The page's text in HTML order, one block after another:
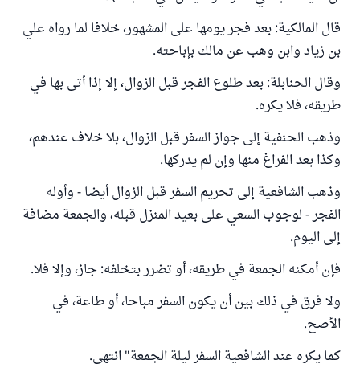
قال المالكية: بعد فجر يومها على المشهور، خلافا لما رواه علي
بن زياد وابن وهب عن مالك بإباحته.
وقال الحنابلة: بعد طلوع الفجر قبل الزوال، إلا إذا أتى بها في
طريقه، فلا يكره.
وذهب الحنفية إلى جواز السفر قبل الزوال، بلا خلاف عندهم،
وكذا بعد الفراغ منها وإن لم يدركها.
وذهب الشافعية إلى تحريم السفر قبل الزوال أيضا - وأوله
الفجر - لوجوب السعي على بعيد المنزل قبله، والجمعة مضافة
إلى اليوم.
فإن أمكنه الجمعة في طريقه، أو تضرر بتخلفه: جاز، وإلا فلا.
ولا فرق في ذلك بين أن يكون السفر مباحا، أو طاعة، في
الأصح.
كما يكره عند الشافعية السفر ليلة الجمعة" انتهى.